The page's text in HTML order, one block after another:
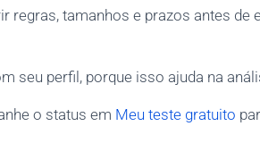
regras, tamanhos e prazos antes de
seu perfil, porque isso ajuda na
o status em Meu teste gratuito